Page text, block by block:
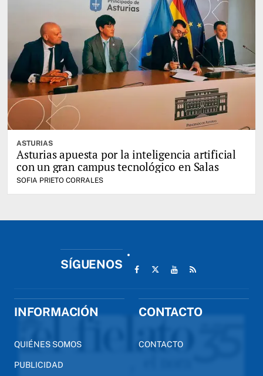
ASTURIAS
Asturias apuesta por la inteligencia artificial
con un gran campus tecnológico en Salas
SOFIA PRIETO CORRALES
SÍGUENOS
INFORMACIÓN
QUIÉNES SOMOS
PUBLICIDAD
CONTACTO
CONTACTO